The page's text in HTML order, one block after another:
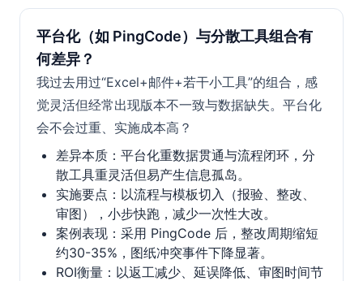
平台化（如 PingCode）与分散工具组合有
何差异？
我过去用过“Excel+邮件+若干小工具”的组合，感
觉灵活但经常出现版本不一致与数据缺失。平台化
会不会过重、实施成本高？
差异本质：平台化重数据贯通与流程闭环，分
散工具重灵活但易产生信息孤岛。
实施要点：以流程与模板切入（报验、整改、
审图），小步快跑，减少一次性大改。
案例表现：采用 PingCode 后，整改周期缩短
约30-35%，图纸冲突事件下降显著。
ROI衡量：以返工减少、延误降低、审图时间节